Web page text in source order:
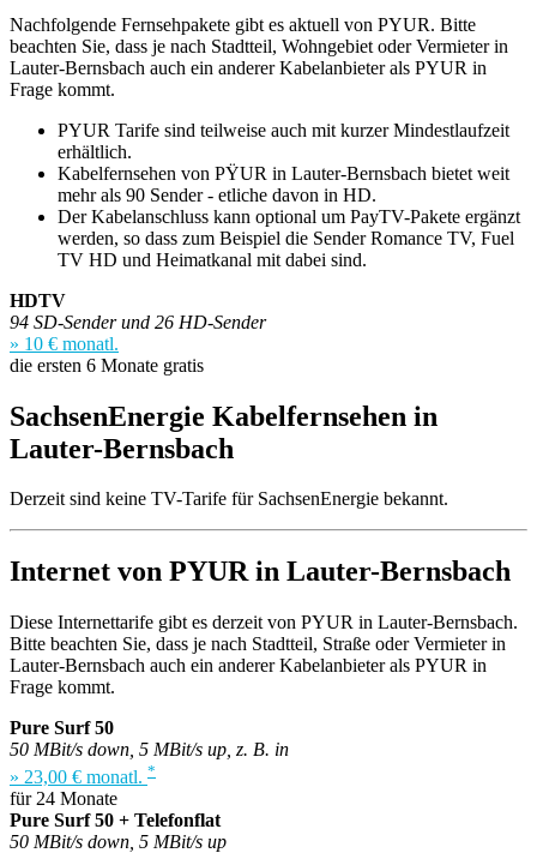
Nachfolgende Fernsehpakete gibt es aktuell von PYUR. Bitte
beachten Sie, dass je nach Stadtteil, Wohngebiet oder Vermieter in
Lauter-Bernsbach auch ein anderer Kabelanbieter als PYUR in
Frage kommt.
PYUR Tarife sind teilweise auch mit kurzer Mindestlaufzeit
erhältlich.
Kabelfernsehen von PŸUR in Lauter-Bernsbach bietet weit
mehr als 90 Sender - etliche davon in HD.
Der Kabelanschluss kann optional um PayTV-Pakete ergänzt
werden, so dass zum Beispiel die Sender Romance TV, Fuel
TV HD und Heimatkanal mit dabei sind.
HDTV
94 SD-Sender und 26 HD-Sender
» 10 € monatl.
die ersten 6 Monate gratis
SachsenEnergie Kabelfernsehen in
Lauter-Bernsbach
Derzeit sind keine TV-Tarife für SachsenEnergie bekannt.
Internet von PYUR in Lauter-Bernsbach
Diese Internettarife gibt es derzeit von PYUR in Lauter-Bernsbach.
Bitte beachten Sie, dass je nach Stadtteil, Straße oder Vermieter in
Lauter-Bernsbach auch ein anderer Kabelanbieter als PYUR in
Frage kommt.
Pure Surf 50
50 MBit/s down, 5 MBit/s up, z. B. in
» 23,00 € monatl. *
für 24 Monate
Pure Surf 50 + Telefonflat
50 MBit/s down, 5 MBit/s up